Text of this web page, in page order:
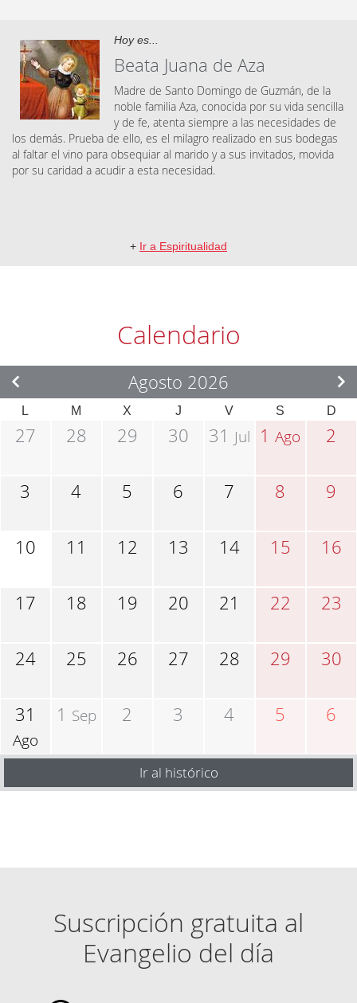
Hoy es...
Beata Juana de Aza
Madre de Santo Domingo de Guzmán, de la
noble familia Aza, conocida por su vida sencilla
y de fe, atenta siempre a las necesidades de
los demás. Prueba de ello, es el milagro realizado en sus bodegas
al faltar el vino para obsequiar al marido y a sus invitados, movida
por su caridad a acudir a esta necesidad.
+ Ir a Espiritualidad
Calendario
Agosto 2026
L M X J V S D
27 28 29 30 31 Jul 1Ago 2
3 4 5 6 7 8 9
10 11 12 13 14 15 16
17 18 19 20 21 22 23
24 25 26 27 28 29 30
31
Ago
1 Sep 2 3 4 5 6
Ir al histórico
Suscripción gratuita al
Evangelio del día